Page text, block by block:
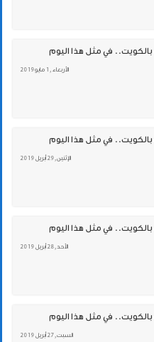
بالكويت.. في مثل هذا اليوم
الأربعاء , 1 مايو 2019
بالكويت.. في مثل هذا اليوم
الإثنين , 29 أبريل 2019
بالكويت.. في مثل هذا اليوم
الأحد , 28 أبريل 2019
بالكويت.. في مثل هذا اليوم
السبت , 27 أبريل 2019